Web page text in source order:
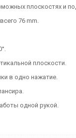
плоскостях и
76 mm.
плоскости.
в одно нажатие.
одной рукой.